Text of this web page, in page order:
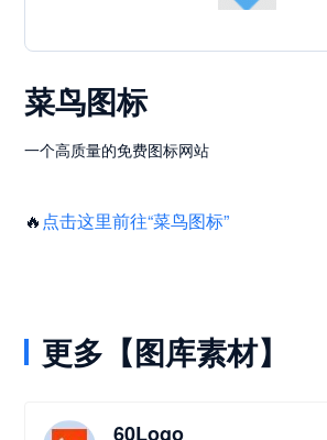
菜鸟图标
一个高质量的免费图标网站
🔥 点击这里前往“菜鸟图标”
更多【图库素材】
60Logo